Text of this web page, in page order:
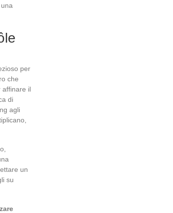
per
che
affinare il
di
agli
un
su